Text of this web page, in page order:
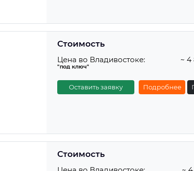
Стоимость
Цена во Владивостоке:
"под ключ"
~ 4
Оставить заявку Подробнее
Стоимость